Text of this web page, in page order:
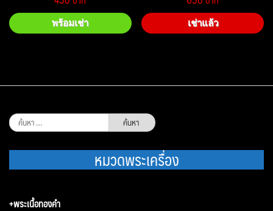
พร้อมเช่า เช่าแล้ว
ค้นหา
สำหรับ:
หมวดพระเครื่อง
+พระเนื้อทองคำ